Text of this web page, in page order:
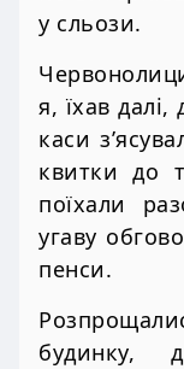
у сльози.
я, їхав далі,
каси
квитки до
поїхали
угаву
пенси.
будинку,